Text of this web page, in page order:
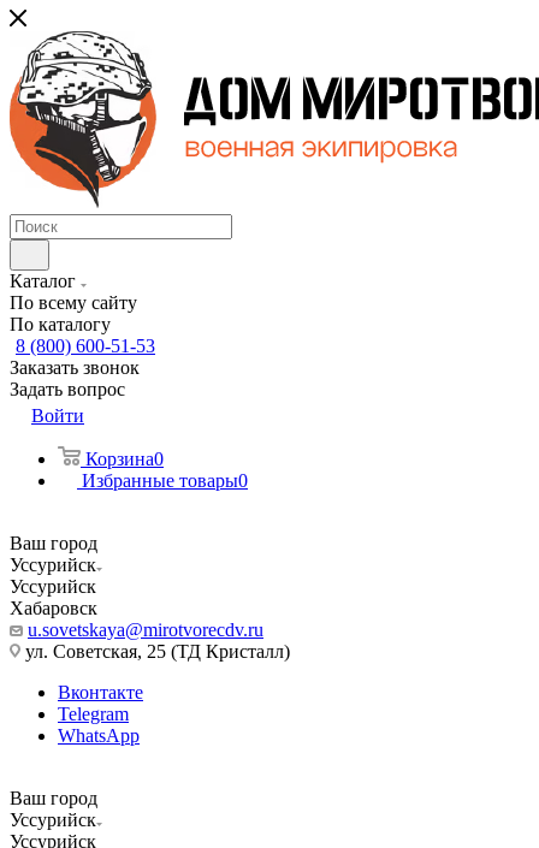
Каталог
По всему сайту
По каталогу
8 (800) 600-51-53
Заказать звонок
Задать вопрос
Войти
Корзина0
Избранные товары0
Ваш город
Уссурийск
Уссурийск
Хабаровск
u.sovetskaya@mirotvorecdv.ru
ул. Советская, 25 (ТД Кристалл)
Вконтакте
Telegram
WhatsApp
Ваш город
Уссурийск
Уссурийск